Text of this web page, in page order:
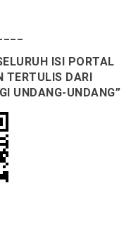
ISI PORTAL
TERTULIS DARI
UNDANG-UNDANG”